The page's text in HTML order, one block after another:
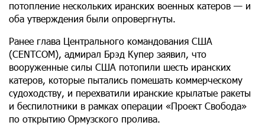
потопление нескольких иранских военных катеров — и
оба утверждения были опровергнуты.
Ранее глава Центрального командования США
(CENTCOM), адмирал Брэд Купер заявил, что
вооруженные силы США потопили шесть иранских
катеров, которые пытались помешать коммерческому
судоходству, и перехватили иранские крылатые ракеты
и беспилотники в рамках операции «Проект Свобода»
по открытию Ормузского пролива.